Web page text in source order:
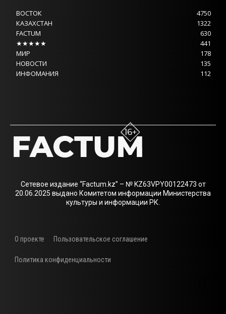
ВОСТОК
4750
КАЗАХСТАН
1322
FACTUM
630
★★★★★
441
МИР
178
НОВОСТИ
135
ИНФОМАНИЯ
112
Сетевое издание “Factum.kz” – № KZ63VPY00122473 от
20.06.2025 выдано Комитетом информации Министерства
культуры и информации РК.
О проекте Пользовательское соглашение
Политика конфиденциальности